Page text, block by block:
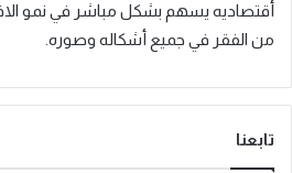
أقتصاديه يسهم بشكل مباشر في نمو
من الفقر في جميع أشكاله وصوره.
تابعنا